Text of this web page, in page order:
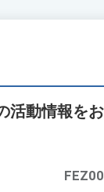
活動情報を